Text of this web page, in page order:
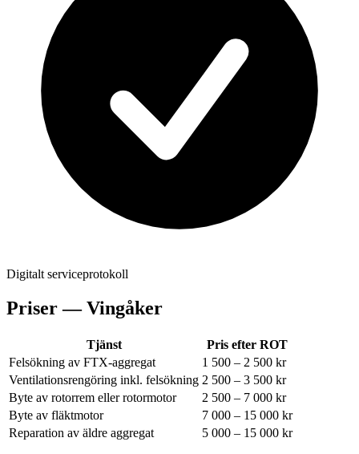
Digitalt serviceprotokoll
Priser —Vingåker
Tjänst
Pris efter ROT
Felsökning av FTX-aggregat
1 500 – 2 500 kr
Ventilationsrengöring inkl. felsökning 2 500 – 3 500 kr
Byte av rotorrem eller rotormotor
2 500 – 7 000 kr
Byte av fläktmotor
7 000 – 15 000 kr
Reparation av äldre aggregat
5 000 – 15 000 kr